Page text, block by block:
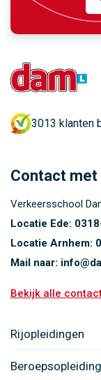
3013 klanten
Contact met
Verkeersschool
Locatie Ede:
Locatie Arnhem:
Mail naar:
Bekijk alle
Rijopleidingen